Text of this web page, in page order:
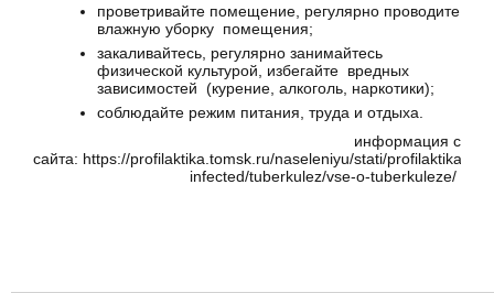
проветривайте помещение, регулярно проводите
влажную уборку помещения;
закаливайтесь, регулярно занимайтесь
физической культурой, избегайте вредных
зависимостей (курение, алкоголь, наркотики);
соблюдайте режим питания, труда и отдыха.
информация с
сайта: https://profilaktika.tomsk.ru/naseleniyu/stati/profilaktika-
infected/tuberkulez/vse-o-tuberkuleze/